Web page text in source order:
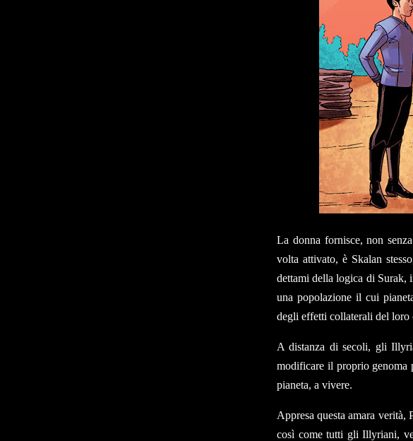
La donna fornisce, non
volta attivato, è Skalan
dettami della logica di Surak,
una popolazione il cui
degli effetti collaterali del loro
A distanza di secoli, gli
modificare il proprio genoma
pianeta, a vivere.
Appresa questa amara
così come tutti gli Illyriani,